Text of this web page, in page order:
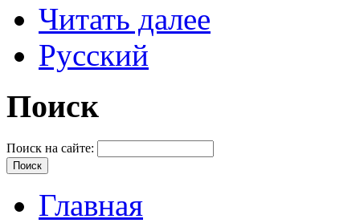
Читать далее
Русский
Поиск
Поиск на сайте:
Главная